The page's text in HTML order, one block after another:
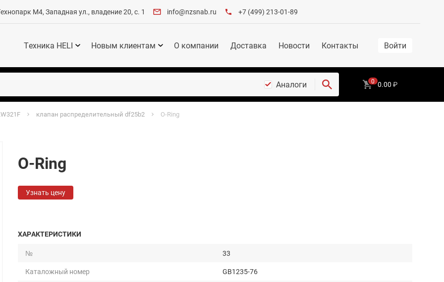
М4, Западная ул., владение 20, с. 1 info@nzsnab.ru +7 (499) 213-01-89
Техника HELI Новым клиентам О компании Доставка Новости Контакты Войти
Аналоги 0 0.00 ₽
клапан распределительный df25b2 O-Ring
O-Ring
Узнать цену
ХАРАКТЕРИСТИКИ
№
33
Каталожный номер
GB1235-76